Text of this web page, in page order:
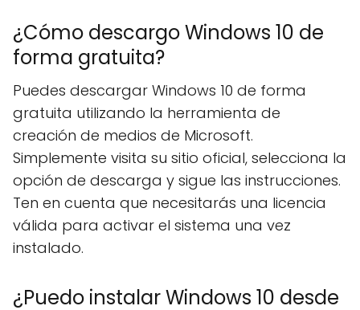
¿Cómo descargo Windows 10 de
forma gratuita?
Puedes descargar Windows 10 de forma
gratuita utilizando la herramienta de
creación de medios de Microsoft.
Simplemente visita su sitio oficial, selecciona la
opción de descarga y sigue las instrucciones.
Ten en cuenta que necesitarás una licencia
válida para activar el sistema una vez
instalado.
¿Puedo instalar Windows 10 desde